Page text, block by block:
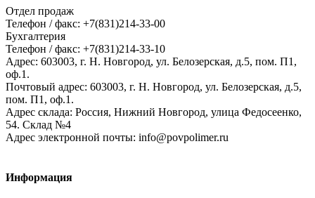
Отдел продаж
Телефон / факс: +7(831)214-33-00
Бухгалтерия
Телефон / факс: +7(831)214-33-10
Адрес: 603003, г. Н. Новгород, ул. Белозерская, д.5, пом. П1,
оф.1.
Почтовый адрес: 603003, г. Н. Новгород, ул. Белозерская, д.5,
пом. П1, оф.1.
Адрес склада: Россия, Нижний Новгород, улица Федосеенко,
54. Склад №4
Адрес электронной почты: info@povpolimer.ru
Информация